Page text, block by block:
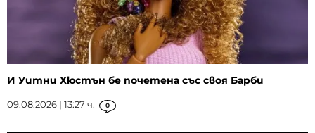
И Уитни Хюстън бе почетена със своя Барби
09.08.2026 | 13:27 ч. 0